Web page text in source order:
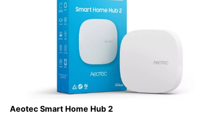
Aeotec Smart Home Hub 2